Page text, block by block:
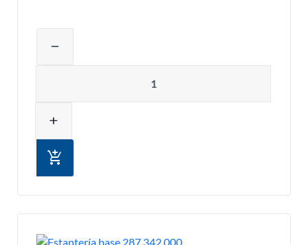
remove
add
add_shopping_cart